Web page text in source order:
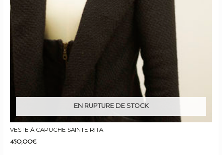
EN RUPTURE DE STOCK
VESTE À CAPUCHE SAINTE RITA
450,00€